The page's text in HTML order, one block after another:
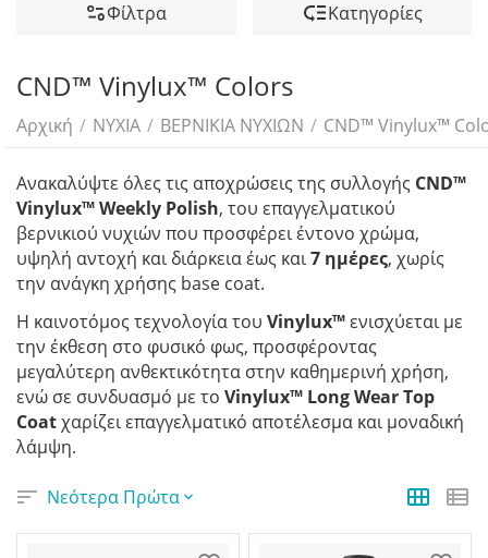
Φίλτρα Κατηγορίες
CND™ Vinylux™ Colors
Αρχική / ΝΥΧΙΑ / ΒΕΡΝΙΚΙΑ ΝΥΧΙΩΝ / CND™ Vinylux™
Ανακαλύψτε όλες τις αποχρώσεις της συλλογής CND™
Vinylux™ Weekly Polish, του επαγγελματικού
βερνικιού νυχιών που προσφέρει έντονο χρώμα,
υψηλή αντοχή και διάρκεια έως και7 ημέρες, χωρίς
την ανάγκη χρήσης base coat.
Η καινοτόμος τεχνολογία του Vinylux™ενισχύεται με
την έκθεση στο φυσικό φως, προσφέροντας
μεγαλύτερη ανθεκτικότητα στην καθημερινή χρήση,
ενώ σε συνδυασμό με το Vinylux™ Long Wear Top
Coatχαρίζει επαγγελματικό αποτέλεσμα και μοναδική
λάμψη.
Νεότερα Πρώτα